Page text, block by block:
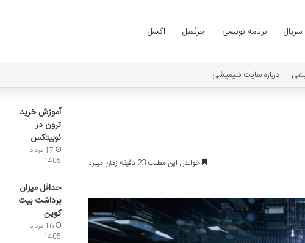
سریال برنامه نویسی جرثقیل اکسل
درباره سایت شیمیشی
خواندن این مطلب 23 دقیقه زمان میبرد
آموزش خرید
ترون در
نوبیتکس
17 مرداد
1405
حداقل میزان
برداشت بیت
کوین
16 مرداد
1405